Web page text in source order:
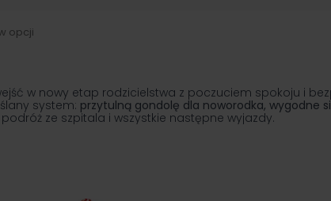
opcji
w nowy etap rodzicielstwa z poczuciem spokoju i
system: przytulną gondolę dla noworodka, wygodne
ze szpitala i wszystkie następne wyjazdy.